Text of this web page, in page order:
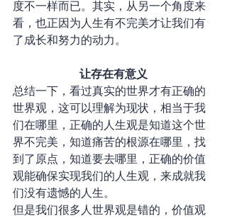
度不一样而已。其实，从另一个角度来
看，也正因为人生有不完美才让我们有
了成长和努力的动力。
让存在有意义
总结一下，看过真实的世界才有正确的
世界观，这可以理解为现状，相当于我
们在哪里，正确的人生观是知道这个世
界不完美，知道痛苦的根源在哪里，找
到了原点，知道要去哪里，正确的价值
观能确保实现我们的人生观，来成就我
们没有遗憾的人生。
但是我们很多人世界观是错的，价值观